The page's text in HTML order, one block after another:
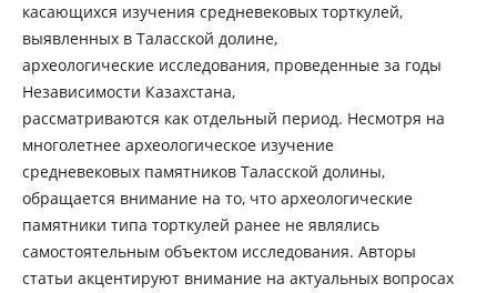
касающихся изучения средневековых торткулей,
выявленных в Таласской долине,
археологические исследования, проведенные за годы
Независимости Казахстана,
рассматриваются как отдельный период. Несмотря на
многолетнее археологическое изучение
средневековых памятников Таласской долины,
обращается внимание на то, что археологические
памятники типа торткулей ранее не являлись
самостоятельным объектом исследования. Авторы
статьи акцентируют внимание на актуальных вопросах